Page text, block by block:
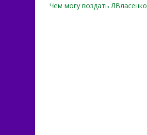
Чем могу воздать ЛВласенко